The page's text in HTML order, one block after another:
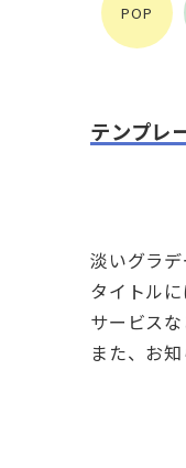
POP
テンプレ
淡いグラ
タイトル
サービス
また、お